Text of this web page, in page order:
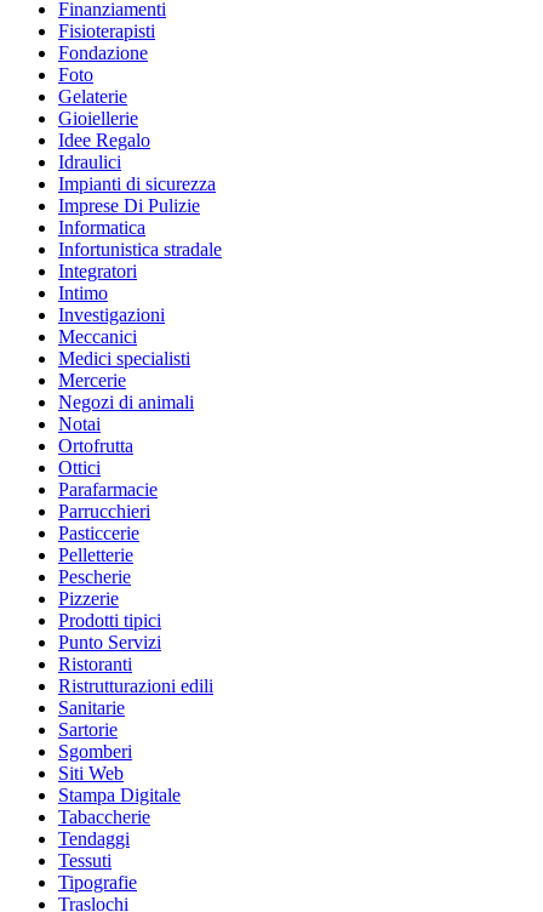
Finanziamenti
Fisioterapisti
Fondazione
Foto
Gelaterie
Gioiellerie
Idee Regalo
Idraulici
Impianti di sicurezza
Imprese Di Pulizie
Informatica
Infortunistica stradale
Integratori
Intimo
Investigazioni
Meccanici
Medici specialisti
Mercerie
Negozi di animali
Notai
Ortofrutta
Ottici
Parafarmacie
Parrucchieri
Pasticcerie
Pelletterie
Pescherie
Pizzerie
Prodotti tipici
Punto Servizi
Ristoranti
Ristrutturazioni edili
Sanitarie
Sartorie
Sgomberi
Siti Web
Stampa Digitale
Tabaccherie
Tendaggi
Tessuti
Tipografie
Traslochi